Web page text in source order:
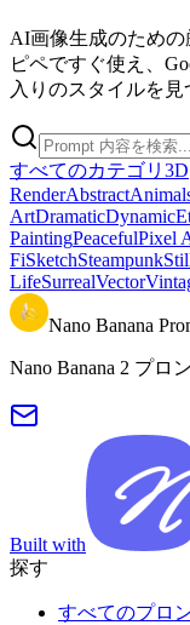
AI画像生成のための
ピペですぐ使え、
入りのスタイルを見
すべてのカテゴリ 3D
RenderAbstract
ArtDramaticDynamic
PaintingPeacefulPixel
FiSketchSteampunk
LifeSurrealVector
Nano Banana
Nano Banana 2 プロ
Built with
探す
すべてのプロ